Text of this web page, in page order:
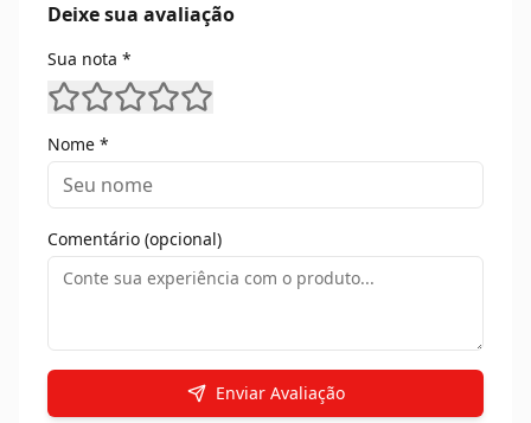
Deixe sua avaliação
Sua nota *
Nome *
Comentário (opcional)
Enviar Avaliação